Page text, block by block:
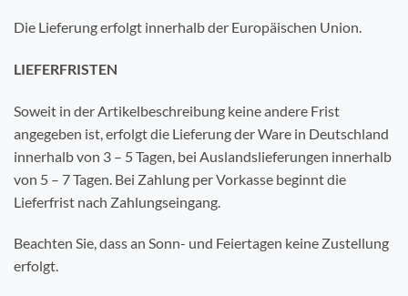
Die Lieferung erfolgt innerhalb der Europäischen Union.
LIEFERFRISTEN
Soweit in der Artikelbeschreibung keine andere Frist
angegeben ist, erfolgt die Lieferung der Ware in Deutschland
innerhalb von 3 – 5 Tagen, bei Auslandslieferungen innerhalb
von 5 – 7 Tagen. Bei Zahlung per Vorkasse beginnt die
Lieferfrist nach Zahlungseingang.
Beachten Sie, dass an Sonn- und Feiertagen keine Zustellung
erfolgt.